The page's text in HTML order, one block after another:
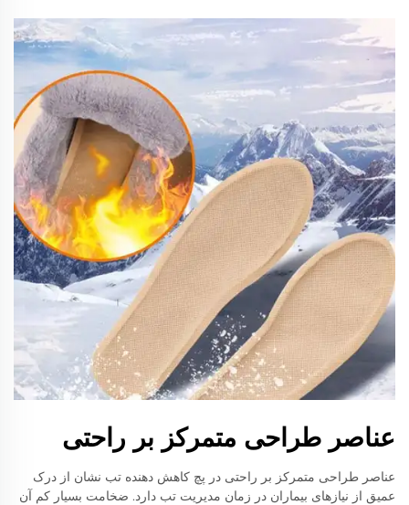
عناصر طراحی متمرکز بر راحتی
عناصر طراحی متمرکز بر راحتی در پچ کاهش دهنده تب نشان از درک
عمیق از نیازهای بیماران در زمان مدیریت تب دارد. ضخامت بسیار کم آن